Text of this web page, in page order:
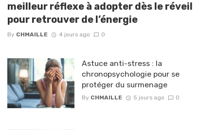
meilleur réflexe à adopter dès le réveil
pour retrouver de l’énergie
By CHMAILLE 4 jours ago 0
Astuce anti-stress : la
chronopsychologie pour se
protéger du surmenage
By CHMAILLE 5 jours ago 0